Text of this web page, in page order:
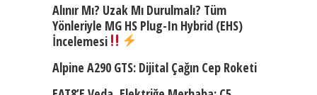
Alınır Mı? Uzak Mı Durulmalı? Tüm
Yönleriyle MG HS Plug-In Hybrid (EHS)
İncelemesi
Alpine A290 GTS: Dijital Çağın Cep Roketi